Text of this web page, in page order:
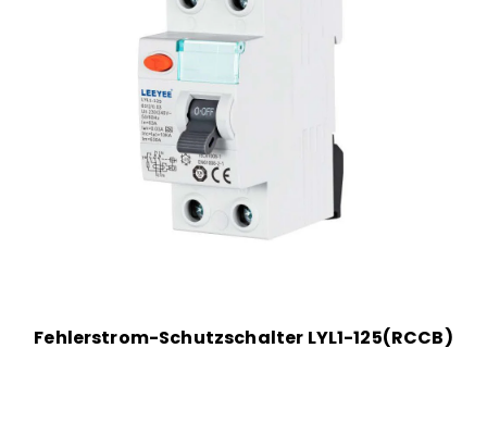
Fehlerstrom-Schutzschalter LYL1-125(RCCB)